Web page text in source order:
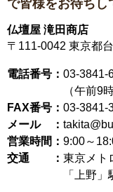
で皆様をお待ちし
仏壇屋 滝田商店
〒111-0042 東京都
電話番号： 03-3841-
（午前9
FAX番号： 03-3841-
メール ：
営業時間： 9:00～
交通 ： 東京メト
「上野